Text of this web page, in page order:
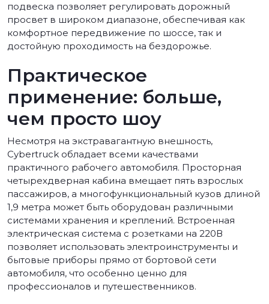
подвеска позволяет регулировать дорожный
просвет в широком диапазоне, обеспечивая как
комфортное передвижение по шоссе, так и
достойную проходимость на бездорожье.
Практическое
применение: больше,
чем просто шоу
Несмотря на экстравагантную внешность,
Cybertruck обладает всеми качествами
практичного рабочего автомобиля. Просторная
четырехдверная кабина вмещает пять взрослых
пассажиров, а многофункциональный кузов длиной
1,9 метра может быть оборудован различными
системами хранения и креплений. Встроенная
электрическая система с розетками на 220В
позволяет использовать электроинструменты и
бытовые приборы прямо от бортовой сети
автомобиля, что особенно ценно для
профессионалов и путешественников.